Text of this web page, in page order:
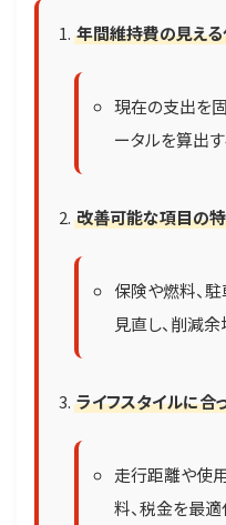
年間維持費の見え
現在の支出を
ータルを算出す
改善可能な項目の
保険や燃料、駐
見直し、削減
ライフスタイルに合
走行距離や使
料、税金を最適